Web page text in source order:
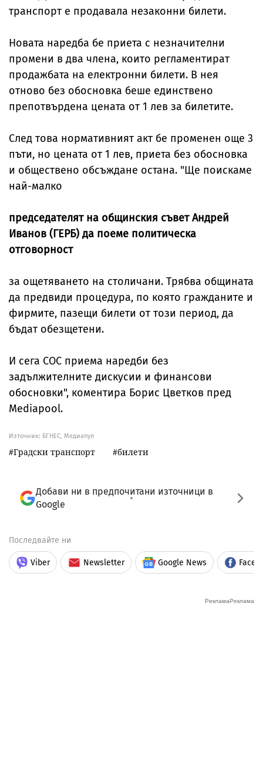
транспорт е продавала незаконни билети.
Новата наредба бе приета с незначителни
промени в два члена, които регламентират
продажбата на електронни билети. В нея
отново без обосновка беше единствено
препотвърдена цената от 1 лев за билетите.
След това нормативният акт бе променен още 3
пъти, но цената от 1 лев, приета без обосновка
и обществено обсъждане остана. "Ще поискаме
най-малко
председателят на общинския съвет Андрей
Иванов (ГЕРБ) да поеме политическа
отговорност
за ощетяването на столичани. Трябва общината
да предвиди процедура, по която гражданите и
фирмите, пазещи билети от този период, да
бъдат обезщетени.
И сега СОС приема наредби без
задължителните дискусии и финансови
обосновки", коментира Борис Цветков пред
Mediapool.
Източник: БГНЕС, Медиапул
Градски транспорт билети
Добави ни в предпочитани източници в
Google
Последвайте ни
Viber Newsletter Google News